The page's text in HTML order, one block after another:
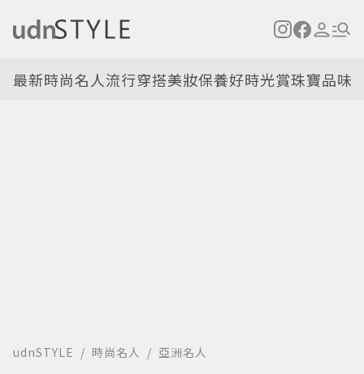
最新時尚名人流行穿搭美妝保養好時光賞珠寶品味
udnSTYLE 時尚名人 亞洲名人